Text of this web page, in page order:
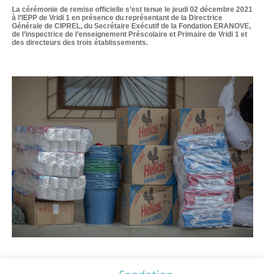
La cérémonie de remise officielle s’est tenue le jeudi 02 décembre 2021
à l’IEPP de Vridi 1 en présence du représentant de la Directrice
Générale de CIPREL, du Secrétaire Exécutif de la Fondation ERANOVE,
de l’inspectrice de l’enseignement Préscolaire et Primaire de Vridi 1 et
des directeurs des trois établissements.